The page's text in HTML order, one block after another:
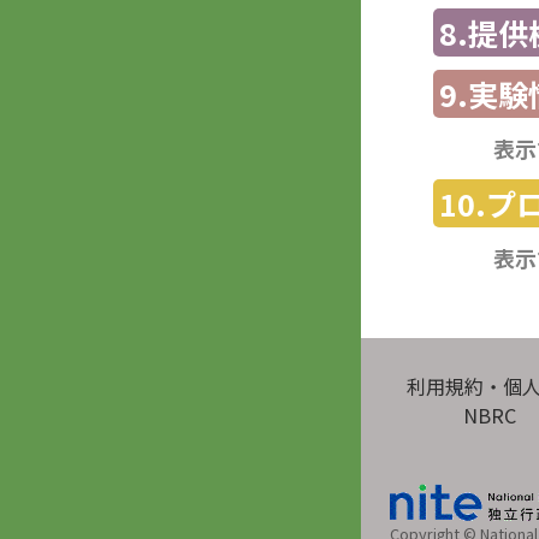
8.提供
9.実験
表
10.プ
表
利用規約・個
NBRC
Copyright ©